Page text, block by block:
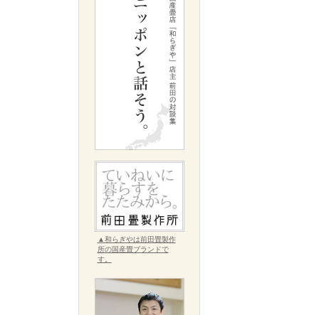
▲和らぎやは前田畳製作
所の国産畳ブランドで
す。